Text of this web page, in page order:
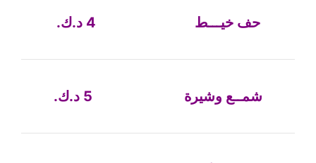
حف خيـــط 4 د.ك.
شمــع وشيرة 5 د.ك.